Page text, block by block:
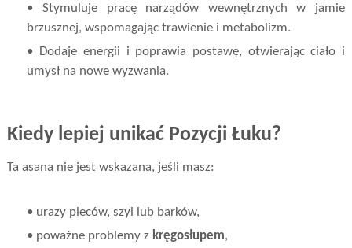
• Stymuluje pracę narządów wewnętrznych w jamie
brzusznej, wspomagając trawienie i metabolizm.
• Dodaje energii i poprawia postawę, otwierając ciało i
umysł na nowe wyzwania.
Kiedy lepiej unikać Pozycji Łuku?
Ta asana nie jest wskazana, jeśli masz:
• urazy pleców, szyi lub barków,
• poważne problemy z kręgosłupem,